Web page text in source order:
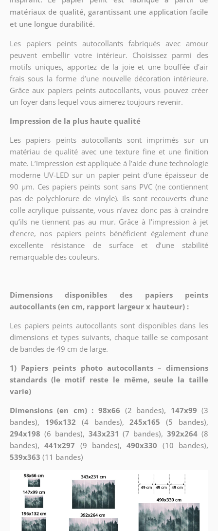
matériaux de qualité, garantissant une application facile
et une longue durabilité.
Les papiers peints autocollants fabriqués avec amour
peuvent embellir votre intérieur. Choisissez parmi des
motifs uniques, apportez de la joie et une bouffée d’air
frais sous la forme d’une nouvelle décoration intérieure.
Grâce aux papiers peints autocollants, vous pouvez créer
un foyer dans lequel vous aimerez toujours revenir.
Impression de la plus haute qualité
Les papiers peints autocollants sont imprimés sur un
matériau de qualité avec une texture fine et une finition
mate. L’impression est appliquée à l’aide d’une technologie
moderne UV-LED sur un papier peint d’une épaisseur de
90 µm. Ces papiers peints sont sans PVC (ne contiennent
pas de polychlorure de vinyle). Ils sont recouverts d’une
colle acrylique puissante, vous n’avez donc pas à craindre
qu’ils ne tiennent pas au mur. Grâce à l'impression à jet
d’encre, nos papiers peints bénéficient également d’une
excellente résistance de surface et d’une stabilité
remarquable des couleurs.
Dimensions disponibles des papiers peints
autocollants (en cm, rapport largeur x hauteur) :
Les papiers peints autocollants sont disponibles dans les
dimensions et types suivants, chaque taille se composant
de bandes de 49 cm de large.
1) Papiers peints photo autocollants – dimensions
standards (le motif reste le même, seule la taille
varie)
Dimensions (en cm) : 98x66 (2 bandes), 147x99 (3
bandes), 196x132 (4 bandes),245x165 (5 bandes),
294x198 (6 bandes), 343x231 (7 bandes),392x264 (8
bandes),441x297 (9 bandes),490x330 (10 bandes),
539x363 (11 bandes)